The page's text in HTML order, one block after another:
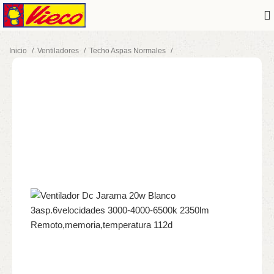
Inicio Ventiladores Techo Aspas Normales